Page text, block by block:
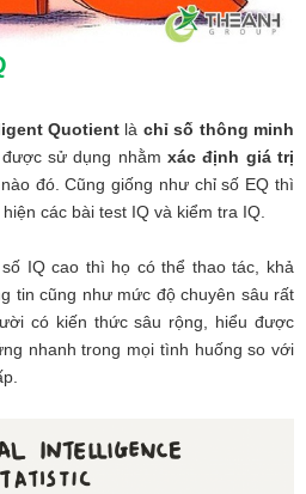
Quotientlà chỉ số thông minh
sử dụng nhằmxác định giá trị
đó. Cũng giống như chỉ số EQ thì
các bài test IQ và kiểm tra IQ.
IQ cao thì họ có thể thao tác, khả
tin cũng như mức độ chuyên sâu rất
có kiến thức sâu rộng, hiểu được
nhanh trong mọi tình huống so với